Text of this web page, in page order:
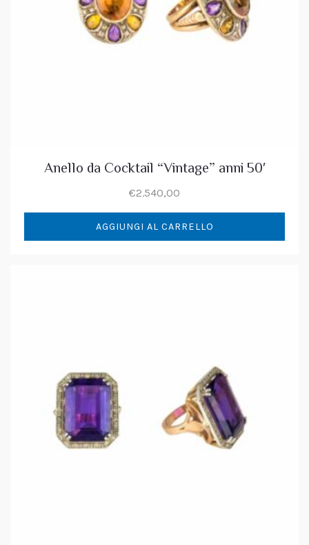
Anello da Cocktail “Vintage” anni 50′
€2.540,00
AGGIUNGI AL CARRELLO